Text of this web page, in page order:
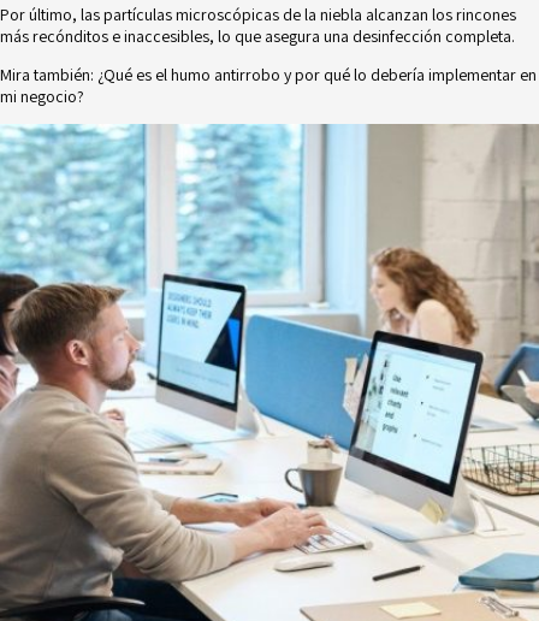
Por último, las partículas microscópicas de la niebla alcanzan los rincones
más recónditos e inaccesibles, lo que asegura una desinfección completa.
Mira también: ¿Qué es el humo antirrobo y por qué lo debería implementar en
mi negocio?